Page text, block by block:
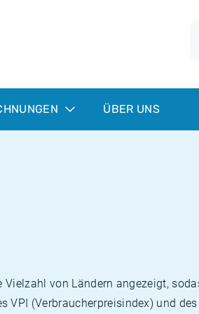
ÜBER UNS
von Ländern angezeigt,
(Verbraucherpreisindex) und